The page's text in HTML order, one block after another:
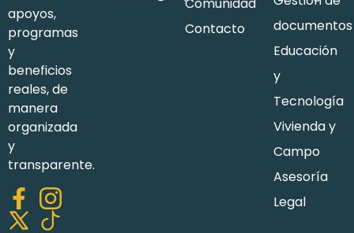
apoyos,
programas
y
beneficios
reales, de
manera
organizada
y
transparente.
Contacto
documentos
Educación
y
Tecnología
Vivienda y
Campo
Asesoría
Legal